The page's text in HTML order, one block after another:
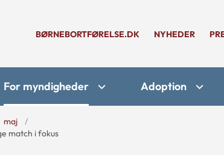
BØRNEBORTFØRELSE.DK NYHEDER
For myndigheder Adoption
maj
match i fokus